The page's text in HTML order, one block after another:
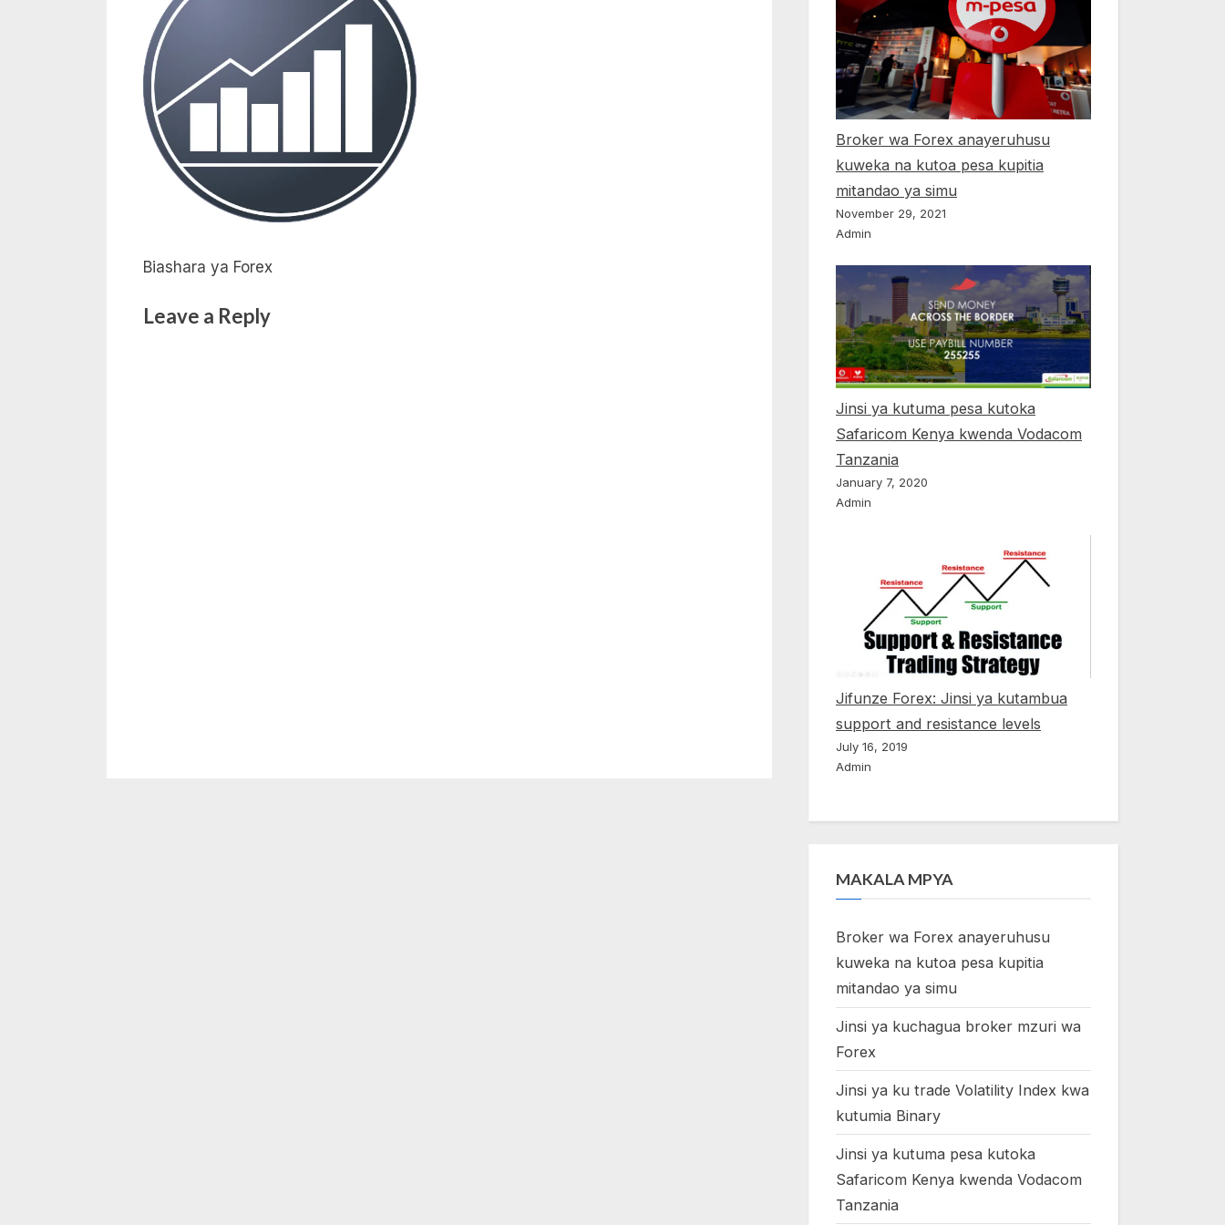
Biashara ya Forex
Leave a Reply
Broker wa Forex anayeruhusu
kuweka na kutoa pesa kupitia
mitandao ya simu
November 29, 2021
Admin
Jinsi ya kutuma pesa kutoka
Safaricom Kenya kwenda Vodacom
Tanzania
January 7, 2020
Admin
Jifunze Forex: Jinsi ya kutambua
support and resistance levels
July 16, 2019
Admin
MAKALA MPYA
Broker wa Forex anayeruhusu
kuweka na kutoa pesa kupitia
mitandao ya simu
Jinsi ya kuchagua broker mzuri wa
Forex
Jinsi ya ku trade Volatility Index kwa
kutumia Binary
Jinsi ya kutuma pesa kutoka
Safaricom Kenya kwenda Vodacom
Tanzania